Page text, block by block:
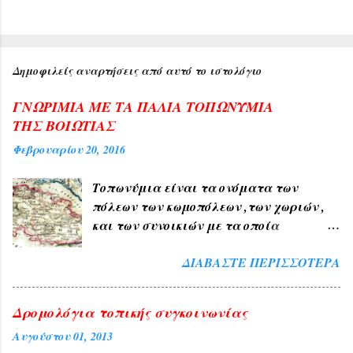
Δημοφιλείς αναρτήσεις από αυτό το ιστολόγιο
ΓΝΩΡΙΜΙΑ ΜΕ ΤΑ ΠΑΛΙΑ ΤΟΠΩΝΥΜΙΑ
ΤΗΣ ΒΟΙΩΤΙΑΣ
Φεβρουαρίου 20, 2016
Τοπωνύμια είναι τα ονόματα των
πόλεων των κωμοπόλεων ,των χωριών ,
και των συνοικιών με τα οποία
ΑΘΗΝΑ , ΠΑΤΡΑ , ΘΕΣΣΑΛΟΝΙΚΗ , ΧΙΟΣ
προήλθαν από τους αρχαίους χρόνους
όπως ( ΑΘΗΝΑ , ΣΠΑΡΤΗ , ΘΗΒΑ ,
ΔΙΑΒΆΣΤΕ ΠΕΡΙΣΣΌΤΕΡΑ
Δρομολόγια τοπικής συγκοινωνίας
Αυγούστου 01, 2013